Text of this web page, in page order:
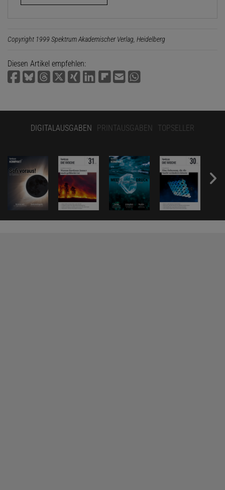
Copyright 1999 Spektrum Akademischer Verlag, Heidelberg
Diesen Artikel empfehlen:
DIGITALAUSGABEN PRINTAUSGABEN TOPSELLER